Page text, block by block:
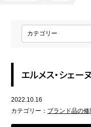
エルメス・シェー
2022.10.16
カテゴリー： ブランド品の修